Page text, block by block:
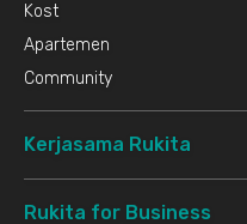
Kost
Apartemen
Community
Kerjasama Rukita
Rukita for Business